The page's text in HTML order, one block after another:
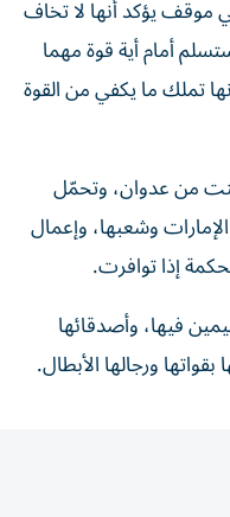
موقف يؤكد أنها لا تخاف
أمام أية قوة مهما
تملك ما يكفي من القوة
جنت من عدوان، وتحمّل
وشعبها، وإعمال
إذا توافرت.
فيها، وأصدقائها
ورجالها الأبطال.